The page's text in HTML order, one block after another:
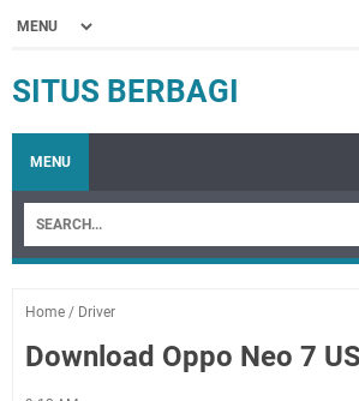
SITUS BERBAGI
MENU
Home / Driver
Download Oppo Neo 7